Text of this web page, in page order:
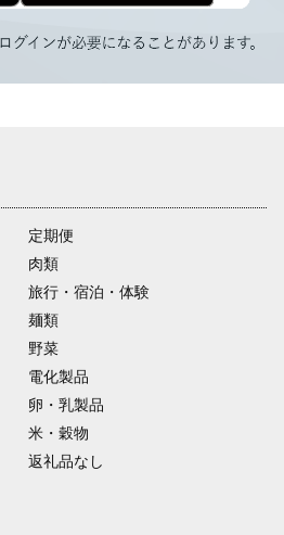
定期便
肉類
旅行・宿泊・体験
麺類
野菜
電化製品
卵・乳製品
米・穀物
返礼品なし